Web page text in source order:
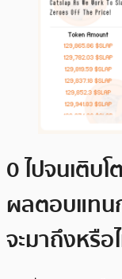
0 ไปจนเติบ
ผลตอบแทน
จะมาถึงหรือ